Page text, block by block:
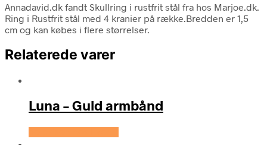
Annadavid.dk fandt Skullring i rustfrit stål fra hos Marjoe.dk.
Ring i Rustfrit stål med 4 kranier på række.Bredden er 1,5
cm og kan købes i flere størrelser.
Relaterede varer
Luna – Guld armbånd